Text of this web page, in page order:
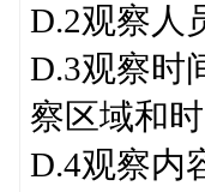
D.2观察人
D.3观察时
察区域和
D.4观察内